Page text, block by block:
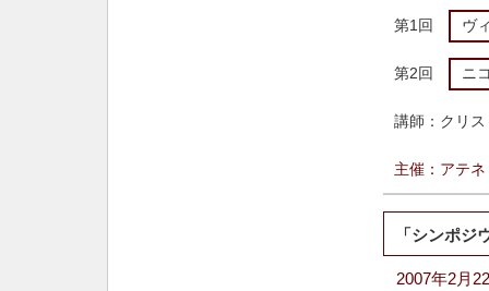
第1回 ヴ
第2回 ニ
講師： クリ
主催：アテ
「シンポ
2007年2月